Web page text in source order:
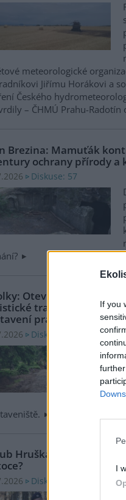
If you
I
meteorologické
Jiřímu Horákovi a
Českého
– ČHMÚ Prahu-
Brezina: Mamuťák
ochrany přírody a
Diskuse: 57
Otevřený dopis ve
trasy na Keprník
prací
Diskuse: 13
Hruška: Co a proč se
Diskuse: 18